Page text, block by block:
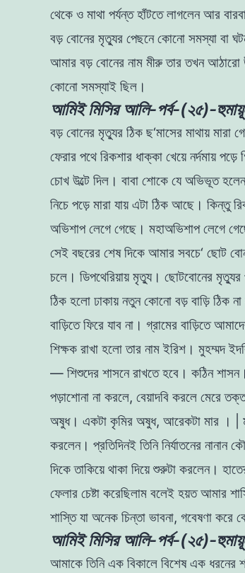
থেকে ও মাথা পর্যন্তহাঁটতেলাগলেনআর
বড়বােনের মৃত্যুর পেছনেকোনাে সমস্যা বা
আমার বড়বােনের নাম মীরু তারতখনআঠারাে
কোনাে সমস্যাই ছিল ।
আমিই মিসির আলি-পর্ব-(২৫)-
বড়বােনের মৃত্যুর ঠিক ছ‘মাসের মাথায়মারা
ফেরার পথেরিকশার ধাক্কা খেয়েনর্দমায়পড়ে
চোখ উল্টে দিল । বাবা শােকে যেঅভিভূত
নিচে পড়েমারা যায়এটা ঠিক আছে । কিন্তু
অভিশাপলেগে গেছে । মহাঅভিশাপলেগে
সেই বছরের শেষদিকে আমার সবচে‘ ছােট
চলে । ডিপথেরিয়ায়মৃত্যু। ছােটবােনের মৃত্যুর
ঠিক হলাে ঢাকায়নতুনকোনাে বড়বাড়িঠিক না
বাড়িতেফিরে যাব না । গ্রামের বাড়িতে
শিক্ষক রাখা হলােতার নামইরিশ । মুহম্মদ
— শিশুদের শাসনেরাখতেহবে । কঠিনশাসন।
পড়াশােনা না করলে, বেয়াদবি করলে মেরে
অষুধ। একটা কৃমির অষুধ, আরেকটা মার ।
করলেন। প্রতিদিনই তিনি নির্যাতনের নানান
দিকেতাকিয়েথাকা দিয়েশুরুটা করলেন।
ফেলার চেষ্টা করেছিলাম বলেই হয়তআমার
শাস্তিযা অনেক চিন্তা ভাবনা, গবেষণা করে
আমিই মিসির আলি-পর্ব-(২৫)-
আমাকে তিনিএক বিকালে বিশেষএক ধরনের